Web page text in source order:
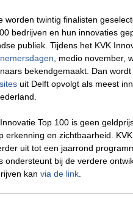
worden twintig finalisten
bedrijven en hun innovaties
publiek. Tijdens het KVK
, medio november,
bekendgemaakt. Dan
uit Delft opvolgt als meest
Top 100 is geen
erkenning en zichtbaarheid.
uit tot een jaarrond
ondersteunt bij de verdere
kan via de link